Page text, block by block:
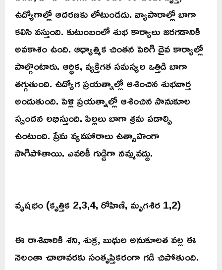
ఉద్యోగాల్లో ఆదరణకు లోటుండదు. వ్యాపారాల్లో బాగా
కలిసి వస్తుంది. కుటుంబంలో శుభ కార్యాలు జరగడానికి
అవకాశం ఉంది. ఆధ్యాత్మిక చింతన పెరిగి దైవ కార్యాల్లో
పాల్గొంటారు. ఆర్థిక, వ్యక్తిగత సమస్యల ఒత్తిడి బాగా
తగ్గుతుంది. ఉద్యోగ ప్రయత్నాల్లో ఆశించిన శుభవార్త
అందుతుంది. పెళ్లి ప్రయత్నాల్లో ఆశించిన సానుకూల
స్పందన లభిస్తుంది. పిల్లలు బాగా శ్రమ పడాల్సి
ఉంటుంది. ప్రేమ వ్యవహారాలు ఉత్సాహంగా
సాగిపోతాయి. ఎవరికీ గుడ్డిగా నమ్మవద్దు.
వృషభం (కృత్తిక 2,3,4, రోహిణి, మృగశిర 1,2)
ఈ రాశివారికి శని, శుక్ర, బుధుల అనుకూలత వల్ల ఈ
నెలంతా చాలావరకు సంతృప్తికరంగా గడి చిపోతుంది.